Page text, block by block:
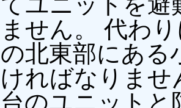
ません。 代わ
の北東部にある
ければなりませ
台のユニットと